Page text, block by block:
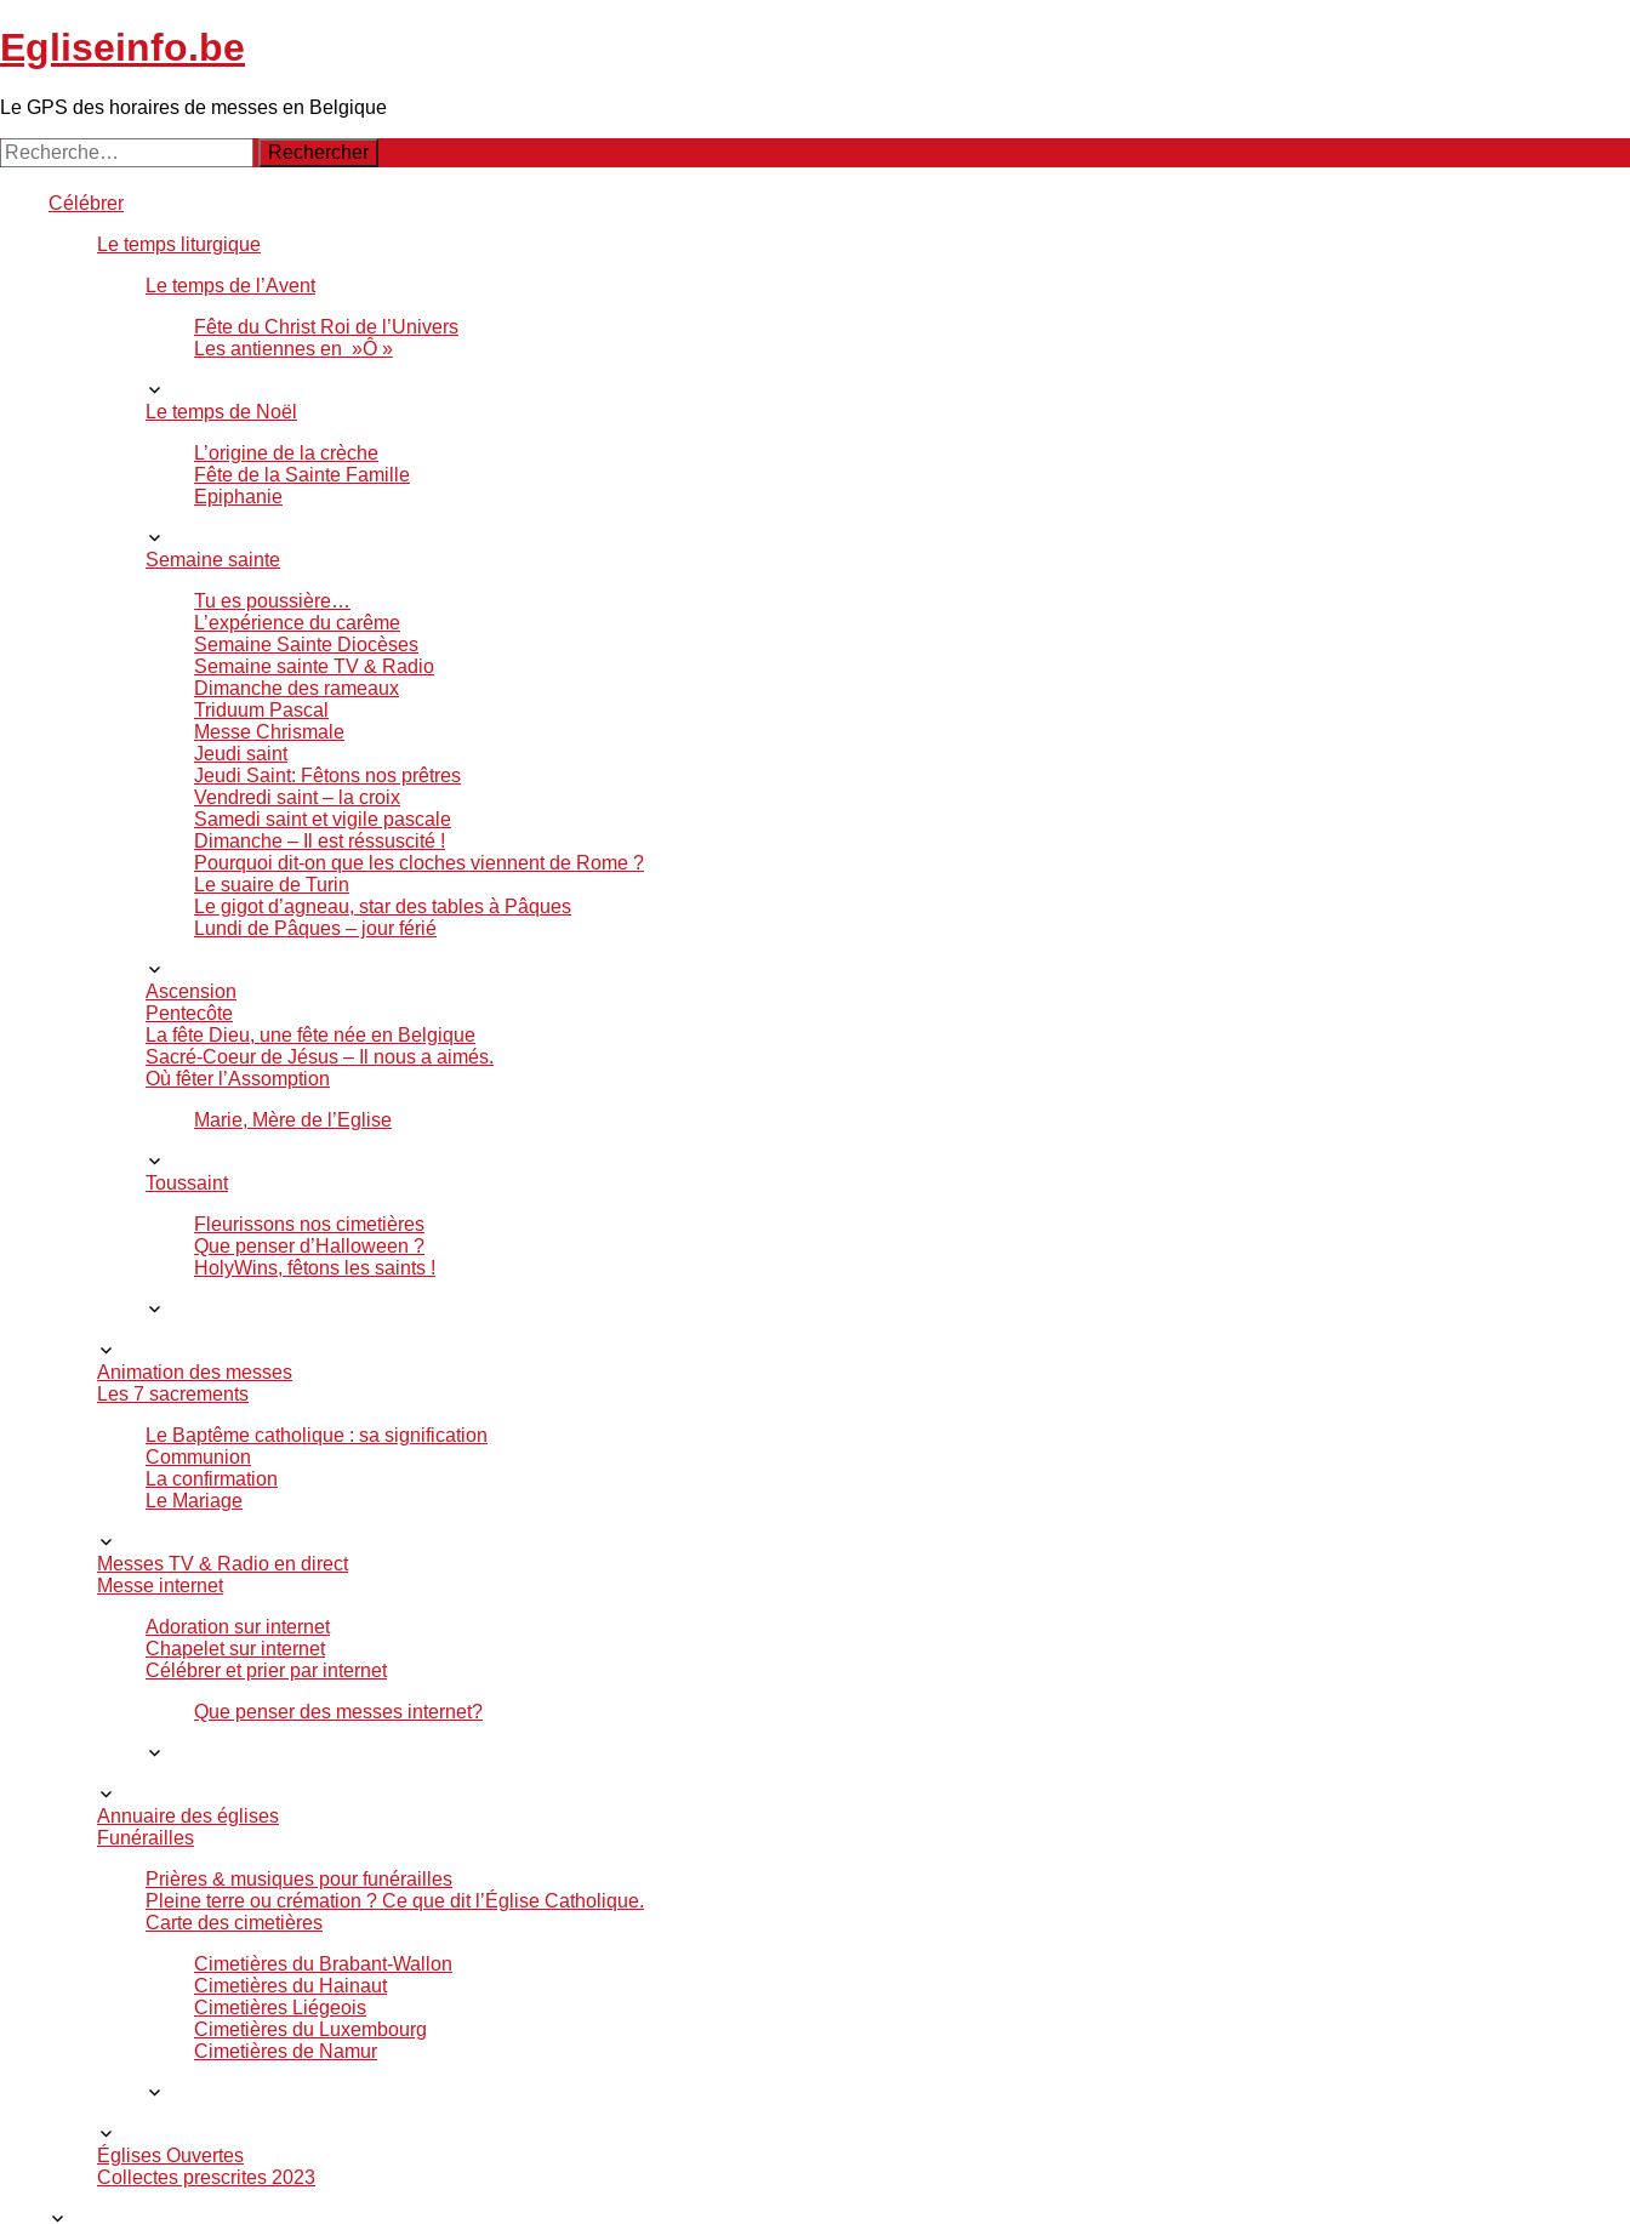
Egliseinfo.be
Le GPS des horaires de messes en Belgique
Rechercher :
Célébrer
Le temps liturgique
Le temps de l’Avent
Fête du Christ Roi de l’Univers
Les antiennes en »Ô »
Le temps de Noël
L’origine de la crèche
Fête de la Sainte Famille
Epiphanie
Semaine sainte
Tu es poussière…
L’expérience du carême
Semaine Sainte Diocèses
Semaine sainte TV & Radio
Dimanche des rameaux
Triduum Pascal
Messe Chrismale
Jeudi saint
Jeudi Saint: Fêtons nos prêtres
Vendredi saint – la croix
Samedi saint et vigile pascale
Dimanche – Il est réssuscité !
Pourquoi dit-on que les cloches viennent de Rome ?
Le suaire de Turin
Le gigot d’agneau, star des tables à Pâques
Lundi de Pâques – jour férié
Ascension
Pentecôte
La fête Dieu, une fête née en Belgique
Sacré-Coeur de Jésus – Il nous a aimés.
Où fêter l’Assomption
Marie, Mère de l’Eglise
Toussaint
Fleurissons nos cimetières
Que penser d’Halloween ?
HolyWins, fêtons les saints !
Animation des messes
Les 7 sacrements
Le Baptême catholique : sa signification
Communion
La confirmation
Le Mariage
Messes TV & Radio en direct
Messe internet
Adoration sur internet
Chapelet sur internet
Célébrer et prier par internet
Que penser des messes internet?
Annuaire des églises
Funérailles
Prières & musiques pour funérailles
Pleine terre ou crémation ? Ce que dit l’Église Catholique.
Carte des cimetières
Cimetières du Brabant-Wallon
Cimetières du Hainaut
Cimetières Liégeois
Cimetières du Luxembourg
Cimetières de Namur
Églises Ouvertes
Collectes prescrites 2023